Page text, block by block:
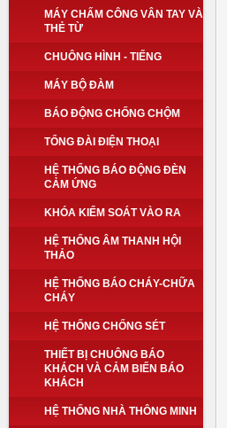
MÁY CHẤM CÔNG VÂN TAY VÀ
THẺ TỪ
CHUÔNG HÌNH - TIẾNG
MÁY BỘ ĐÀM
BÁO ĐỘNG CHỐNG CHỘM
TỔNG ĐÀI ĐIỆN THOẠI
HỆ THỐNG BÁO ĐỘNG ĐÈN
CẢM ỨNG
KHÓA KIỂM SOÁT VÀO RA
HỆ THỐNG ÂM THANH HỘI
THẢO
HỆ THỐNG BÁO CHÁY-CHỮA
CHÁY
HỆ THỐNG CHỐNG SÉT
THIẾT BỊ CHUÔNG BÁO
KHÁCH VÀ CẢM BIẾN BÁO
KHÁCH
HỆ THỐNG NHÀ THÔNG MINH